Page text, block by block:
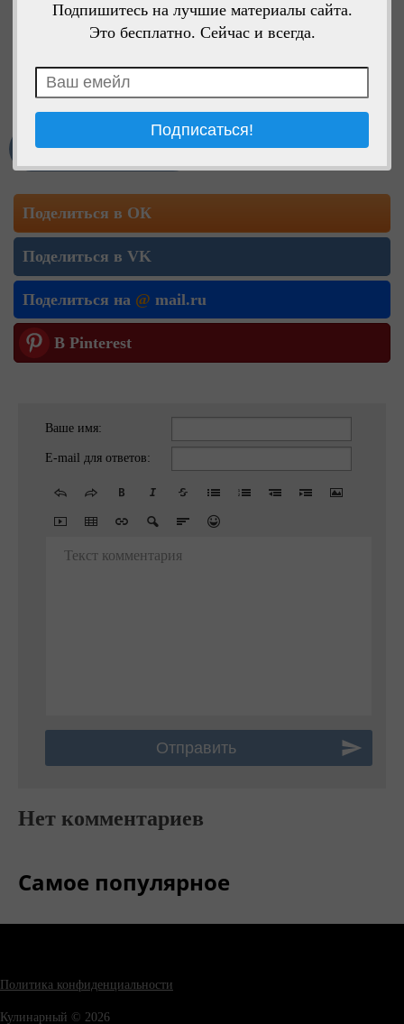
Подпишитесь на лучшие материалы сайта.
Это бесплатно. Сейчас и всегда.
Мне нравится
Поделиться в ОК
Поделиться в VK
Поделиться на @ mail.ru
В Pinterest
Ваше имя:
E-mail для ответов:
Текст комментария
Нет комментариев
Самое популярное
Политика конфиденциальности
Кулинарный © 2026